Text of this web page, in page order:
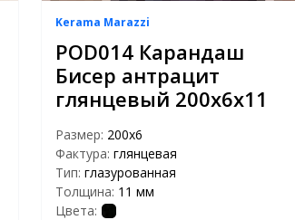
Kerama Marazzi
POD014 Карандаш
Бисер антрацит
глянцевый 200х6х11
Размер: 200х6
Фактура: глянцевая
Тип: глазурованная
Толщина: 11 мм
Цвета: